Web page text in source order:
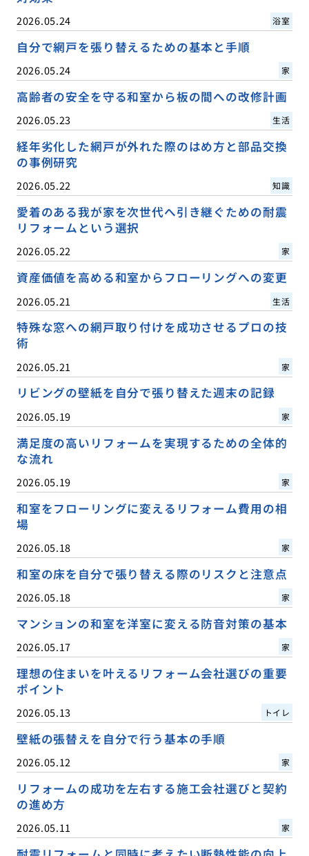
2026.05.24 浴室
自分で網戸を張り替えるための基本と手順
2026.05.24 家
高齢者の安全を守る和室から板の間への改修計画
2026.05.23 生活
経年劣化した網戸が外れた際のはめ方と部品交換
の事例研究
2026.05.22 知識
愛着のある我が家を次世代へ引き継ぐための耐震
リフォームという選択
2026.05.22 家
資産価値を高める和室からフローリングへの変更
2026.05.21 生活
特殊な窓への網戸取り付けを成功させるプロの技
術
2026.05.21 家
リビングの壁紙を自分で張り替えた週末の記録
2026.05.19 家
満足度の高いリフォームを実現するための全体的
な流れ
2026.05.19 家
和室をフローリングに変えるリフォーム費用の相
場
2026.05.18 家
和室の床を自分で張り替える際のリスクと注意点
2026.05.18 家
マンションの和室を洋室に変える防音対策の基本
2026.05.17 家
理想の住まいを叶えるリフォーム会社選びの重要
ポイント
2026.05.13 トイレ
壁紙の張替えを自分で行う基本の手順
2026.05.12 家
リフォームの成功を左右する施工会社選びと契約
の進め方
2026.05.11 家